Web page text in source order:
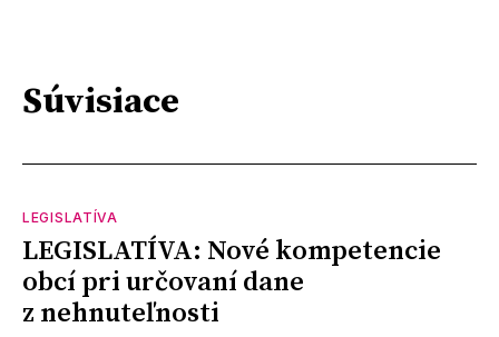
Súvisiace
LEGISLATÍVA
LEGISLATÍVA: Nové kompetencie
obcí pri určovaní dane
z nehnuteľnosti